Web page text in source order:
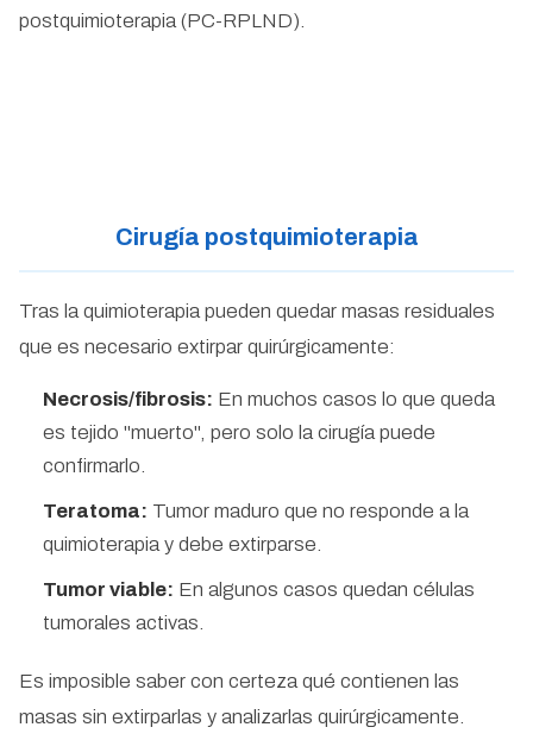
postquimioterapia (PC-RPLND).
Cirugía postquimioterapia
Tras la quimioterapia pueden quedar masas residuales
que es necesario extirpar quirúrgicamente:
Necrosis/fibrosis: En muchos casos lo que queda
es tejido "muerto", pero solo la cirugía puede
confirmarlo.
Teratoma: Tumor maduro que no responde a la
quimioterapia y debe extirparse.
Tumor viable: En algunos casos quedan células
tumorales activas.
Es imposible saber con certeza qué contienen las
masas sin extirparlas y analizarlas quirúrgicamente.